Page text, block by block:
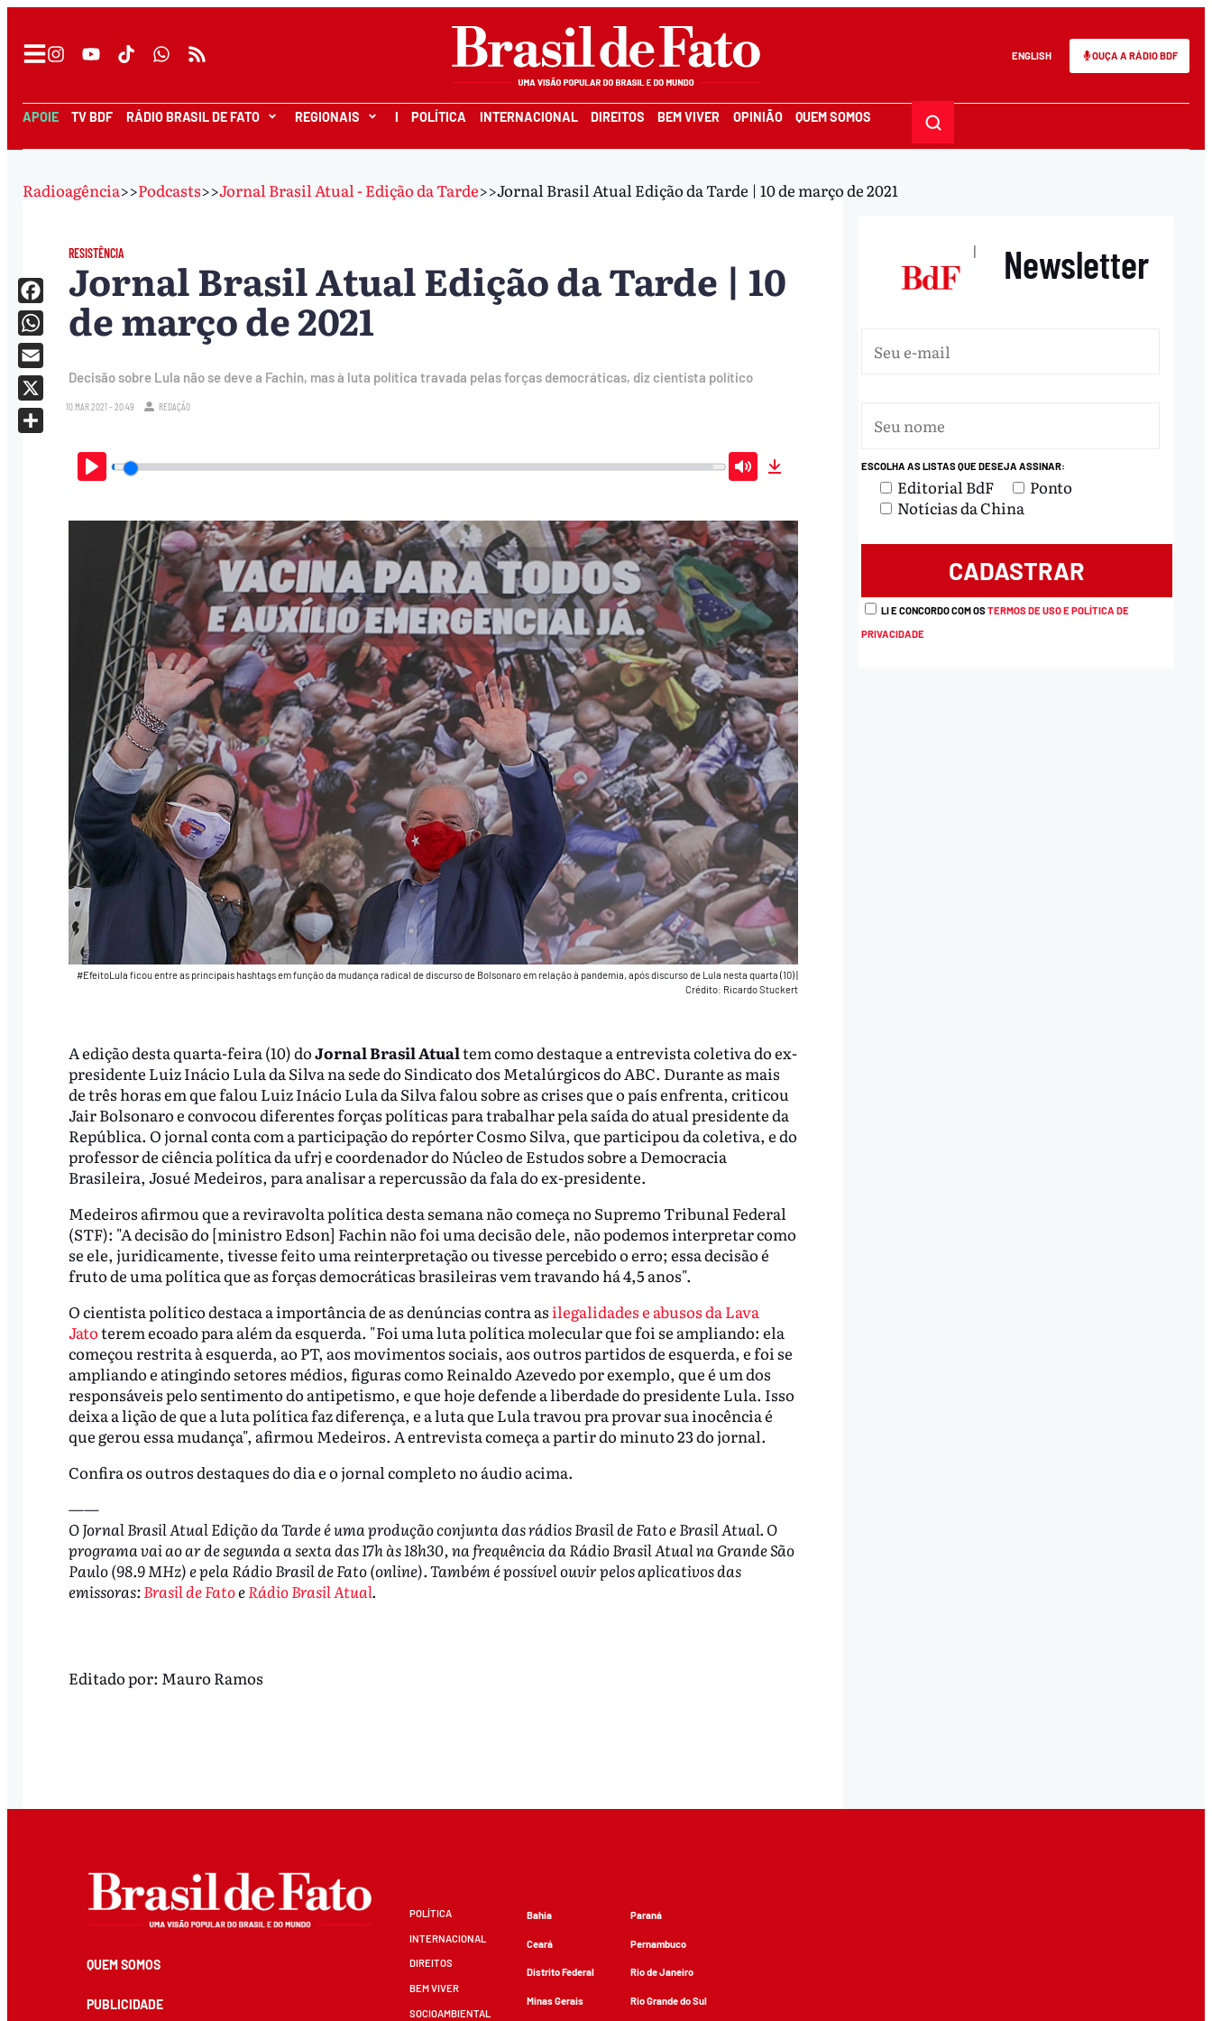
ENGLISH OUÇA A RÁDIO BDF
APOIE TV BDF RÁDIO BRASIL DE FATO REGIONAIS I POLÍTICA INTERNACIONAL DIREITOS BEM VIVER OPINIÃO QUEM SOMOS
Radioagência>>Podcasts>>Jornal Brasil Atual - Edição da Tarde>>Jornal Brasil Atual Edição da Tarde | 10 de março de 2021
RESISTÊNCIA
Jornal Brasil Atual Edição da Tarde | 10
de março de 2021
Decisão sobre Lula não se deve a Fachin, mas à luta política travada pelas forças democráticas, diz cientista político
10.MAR.2021 - 20:49 REDAÇÃO
Play Mute
#EfeitoLula ficou entre as principais hashtags em função da mudança radical de discurso de Bolsonaro em relação à pandemia, após discurso de Lula nesta quarta (10)|
Crédito: Ricardo Stuckert
A edição desta quarta-feira (10) doJornal Brasil Atualtem como destaque a entrevista coletiva do ex-
presidente Luiz Inácio Lula da Silva na sede do Sindicato dos Metalúrgicos do ABC. Durante as mais
de três horas em que falou Luiz Inácio Lula da Silva falou sobre as crises que o país enfrenta, criticou
Jair Bolsonaro e convocou diferentes forças políticas para trabalhar pela saída do atual presidente da
República. O jornal conta com a participação do repórter Cosmo Silva, que participou da coletiva, e do
professor de ciência política da ufrj e coordenador do Núcleo de Estudos sobre a Democracia
Brasileira, Josué Medeiros, para analisar a repercussão da fala do ex-presidente.
Medeiros afirmou que a reviravolta política desta semana não começa no Supremo Tribunal Federal
(STF): "A decisão do [ministro Edson] Fachin não foi uma decisão dele, não podemos interpretar como
se ele, juridicamente, tivesse feito uma reinterpretação ou tivesse percebido o erro; essa decisão é
fruto de uma política que as forças democráticas brasileiras vem travando há 4,5 anos".
O cientista político destaca a importância de as denúncias contra asilegalidades e abusos da Lava
Jatoterem ecoado para além da esquerda. "Foi uma luta política molecular que foi se ampliando: ela
começou restrita à esquerda, ao PT, aos movimentos sociais, aos outros partidos de esquerda, e foi se
ampliando e atingindo setores médios, figuras como Reinaldo Azevedo por exemplo, que é um dos
responsáveis pelo sentimento do antipetismo, e que hoje defende a liberdade do presidente Lula. Isso
deixa a lição de que a luta política faz diferença, e a luta que Lula travou pra provar sua inocência é
que gerou essa mudança", afirmou Medeiros. A entrevista começa a partir do minuto 23 do jornal.
Confira os outros destaques do dia e o jornal completo no áudio acima.
——
O Jornal Brasil Atual Edição da Tarde é uma produção conjunta das rádios Brasil de Fato e Brasil Atual. O
programa vai ao ar de segunda a sexta das 17h às 18h30, na frequência da Rádio Brasil Atual na Grande São
Paulo (98.9 MHz) e pela Rádio Brasil de Fato (online). Também é possível ouvir pelos aplicativos das
emissoras:Brasil de FatoeRádio Brasil Atual.
Facebook
WhatsApp
Email
X
Editado por: Mauro Ramos
| Newsletter
ESCOLHA AS LISTAS QUE DESEJA ASSINAR:
Editorial BdF
Ponto
Notícias da China
LI E CONCORDO COM OSTERMOS DE USO E POLÍTICA DE
PRIVACIDADE
QUEM SOMOS
PUBLICIDADE
POLÍTICA
INTERNACIONAL
DIREITOS
BEM VIVER
SOCIOAMBIENTAL
Bahia
Ceará
Distrito Federal
Minas Gerais
Paraná
Pernambuco
Rio de Janeiro
Rio Grande do Sul